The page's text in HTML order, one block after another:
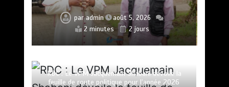
paradmin
août 5, 2026
2 minutes
2 jours
RDC : Le VPM Jacquemain Shabani dévoile la
feuille de route politique pour l’année 2026